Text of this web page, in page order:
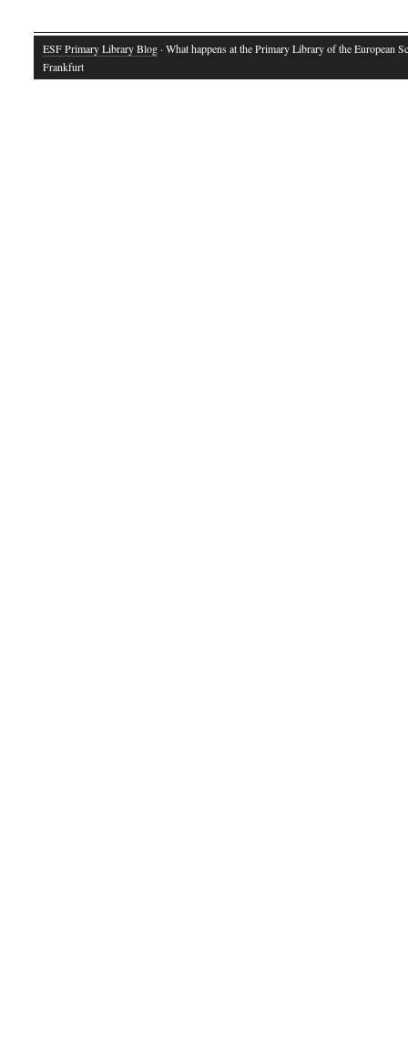
ESF Primary Library Blog · What happens at the Primary Library of the European
Frankfurt